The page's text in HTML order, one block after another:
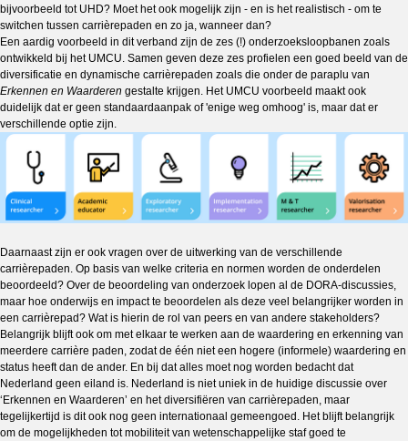
bijvoorbeeld tot UHD? Moet het ook mogelijk zijn - en is het realistisch - om te
switchen tussen carrièrepaden en zo ja, wanneer dan?
Een aardig voorbeeld in dit verband zijn de zes (!) onderzoeksloopbanen zoals
ontwikkeld bij het UMCU. Samen geven deze zes profielen een goed beeld van de
diversificatie en dynamische carrièrepaden zoals die onder de paraplu van
Erkennen en Waarderen gestalte krijgen. Het UMCU voorbeeld maakt ook
duidelijk dat er geen standaardaanpak of 'enige weg omhoog' is, maar dat er
verschillende optie zijn.
Daarnaast zijn er ook vragen over de uitwerking van de verschillende
carrièrepaden. Op basis van welke criteria en normen worden de onderdelen
beoordeeld? Over de beoordeling van onderzoek lopen al de DORA-discussies,
maar hoe onderwijs en impact te beoordelen als deze veel belangrijker worden in
een carrièrepad? Wat is hierin de rol van peers en van andere stakeholders?
Belangrijk blijft ook om met elkaar te werken aan de waardering en erkenning van
meerdere carrière paden, zodat de één niet een hogere (informele) waardering en
status heeft dan de ander. En bij dat alles moet nog worden bedacht dat
Nederland geen eiland is. Nederland is niet uniek in de huidige discussie over
‘Erkennen en Waarderen’ en het diversifiëren van carrièrepaden, maar
tegelijkertijd is dit ook nog geen internationaal gemeengoed. Het blijft belangrijk
om de mogelijkheden tot mobiliteit van wetenschappelijke staf goed te